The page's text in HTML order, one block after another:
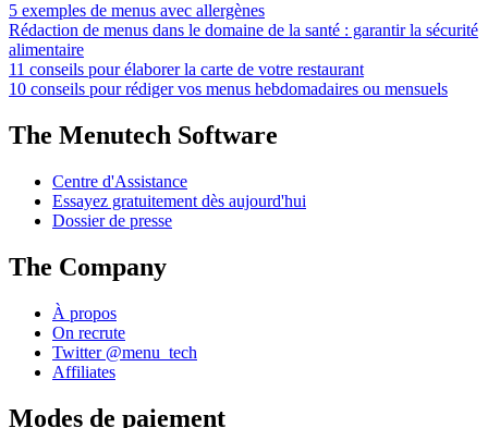
5 exemples de menus avec allergènes
Rédaction de menus dans le domaine de la santé : garantir la sécurité
alimentaire
11 conseils pour élaborer la carte de votre restaurant
10 conseils pour rédiger vos menus hebdomadaires ou mensuels
The Menutech Software
Centre d'Assistance
Essayez gratuitement dès aujourd'hui
Dossier de presse
The Company
À propos
On recrute
Twitter @menu_tech
Affiliates
Modes de paiement